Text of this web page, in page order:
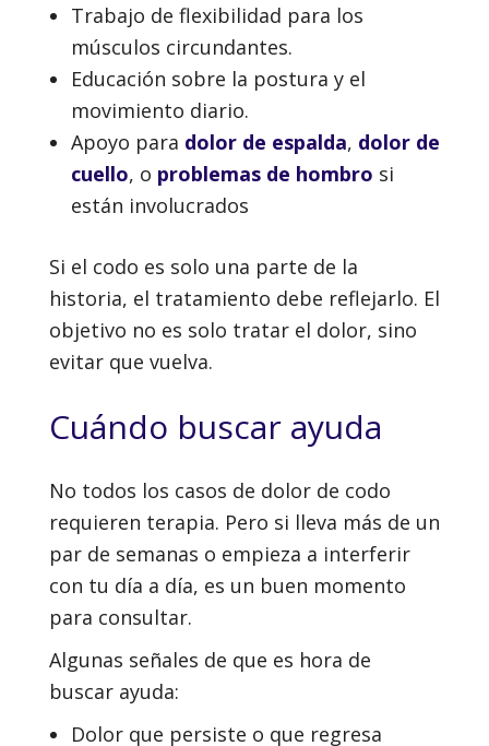
Trabajo de flexibilidad para los
músculos circundantes.
Educación sobre la postura y el
movimiento diario.
Apoyo para dolor de espalda, dolor de
cuello, o problemas de hombro si
están involucrados
Si el codo es solo una parte de la
historia, el tratamiento debe reflejarlo. El
objetivo no es solo tratar el dolor, sino
evitar que vuelva.
Cuándo buscar ayuda
No todos los casos de dolor de codo
requieren terapia. Pero si lleva más de un
par de semanas o empieza a interferir
con tu día a día, es un buen momento
para consultar.
Algunas señales de que es hora de
buscar ayuda:
Dolor que persiste o que regresa